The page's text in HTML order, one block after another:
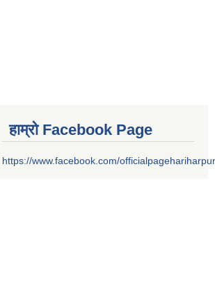
हाम्रो Facebook Page
https://www.facebook.com/